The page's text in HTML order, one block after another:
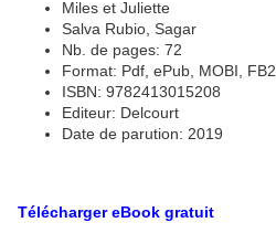
Miles et Juliette
Salva Rubio, Sagar
Nb. de pages: 72
Format: Pdf, ePub, MOBI, FB2
ISBN: 9782413015208
Editeur: Delcourt
Date de parution: 2019
Télécharger eBook gratuit